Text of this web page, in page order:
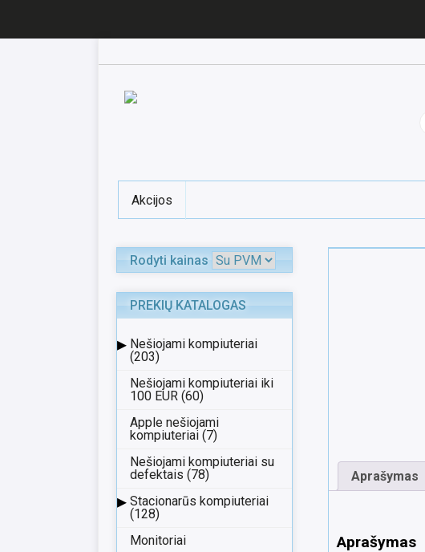
Akcijos
Rodyti kainas
PREKIŲ KATALOGAS
▸ Nešiojami kompiuteriai
(203)
Nešiojami kompiuteriai iki
100 EUR (60)
Apple nešiojami
kompiuteriai (7)
Nešiojami kompiuteriai su
defektais (78)
▸ Stacionarūs kompiuteriai
(128)
Monitoriai
Aprašymas
Aprašymas